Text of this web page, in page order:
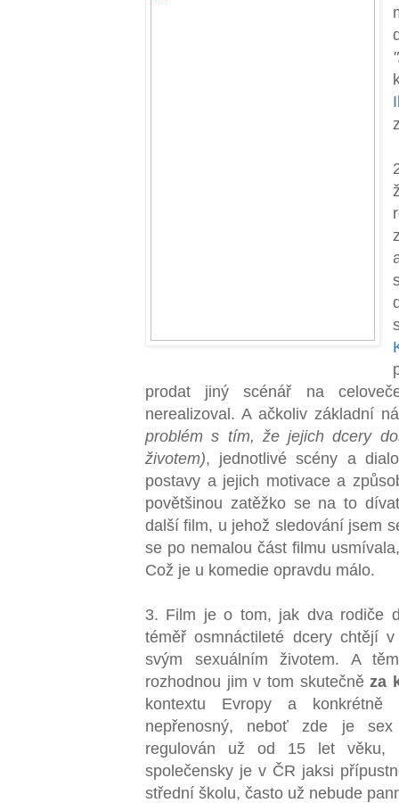
prodat jiný scénář na
nerealizoval. A ačkoliv základní
problém s tím, že jejich dcery
životem), jednotlivé scény a
postavy a jejich motivace a
povětšinou zatěžko se na to
další film, u jehož sledování jsem
se po nemalou část filmu
Což je u komedie opravdu málo.
3. Film je o tom, jak dva rodiče
téměř osmnáctileté dcery chtějí
svým sexuálním životem. A
rozhodnou jim v tom skutečněza
kontextu Evropy a
nepřenosný, neboť zde je
regulován už od 15 let věku,
společensky je v ČR jaksi
střední školu, často už nebude